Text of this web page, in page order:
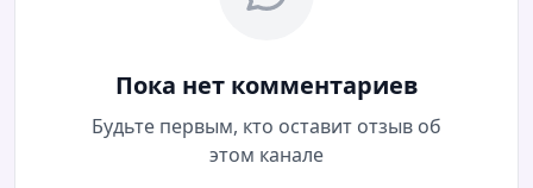
Пока нет комментариев
Будьте первым, кто оставит отзыв об
этом канале